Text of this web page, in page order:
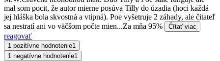
mal som pocit, že autor mierne posúva Tilly do úzadia (hoci každá
jej hláška bola skvostná a vtipná). Poe vyšetruje 2 záhady, ale čitateľ
sa nestratí ani vo väčšom počte mien...Za mňa 95%
Čítať viac
reagovať
1 pozitívne hodnotenie1
1 negatívne hodnotenie1